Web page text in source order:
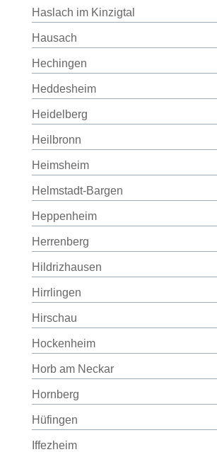
Haslach im Kinzigtal
Hausach
Hechingen
Heddesheim
Heidelberg
Heilbronn
Heimsheim
Helmstadt-Bargen
Heppenheim
Herrenberg
Hildrizhausen
Hirrlingen
Hirschau
Hockenheim
Horb am Neckar
Hornberg
Hüfingen
Iffezheim